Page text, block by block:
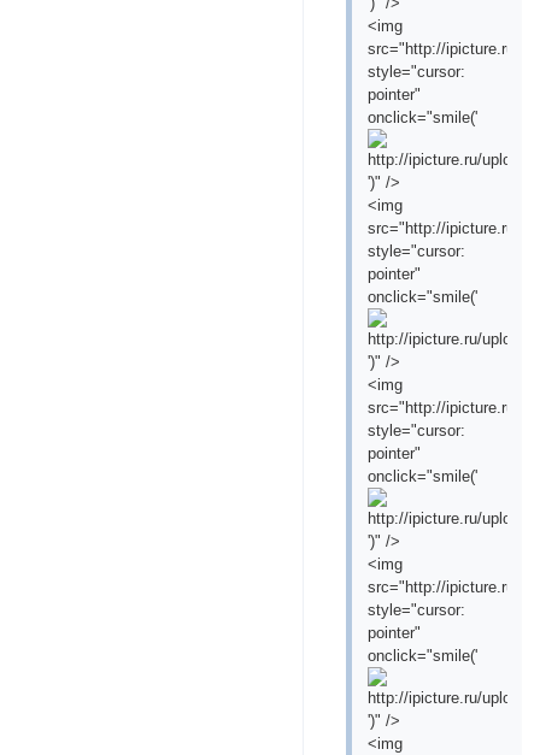
<img
src="http://ipicture.ru/
style="cursor:
pointer"
onclick="smile('
')" />
<img
src="http://ipicture.ru/
style="cursor:
pointer"
onclick="smile('
')" />
<img
src="http://ipicture.ru/
style="cursor:
pointer"
onclick="smile('
')" />
<img
src="http://ipicture.ru/
style="cursor:
pointer"
onclick="smile('
')" />
<img